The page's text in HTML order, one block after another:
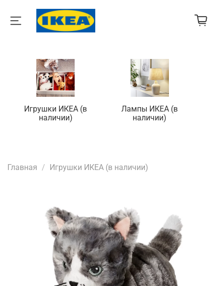
Игрушки ИКЕА (в
наличии)
Лампы ИКЕА (в
наличии)
Главная Игрушки ИКЕА (в наличии)